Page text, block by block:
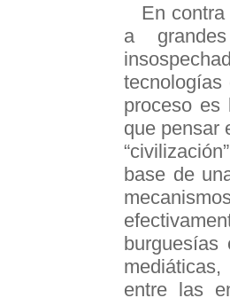
En
a
proceso es
que pensar
base de
burguesías
entre las